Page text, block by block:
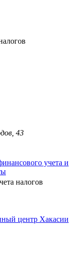
43
учета и
налогов
центр Хакасии